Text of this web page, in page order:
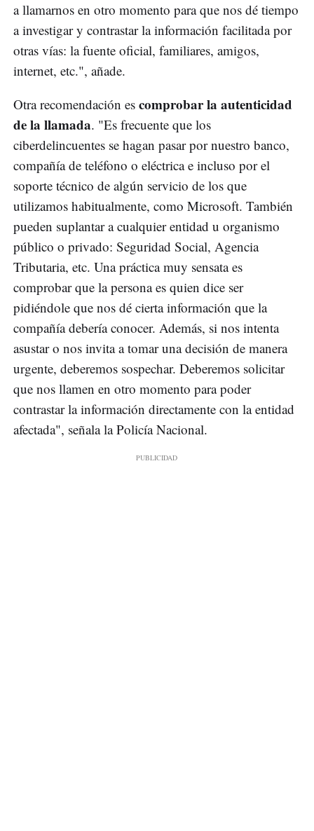
a llamarnos en otro momento para que nos dé tiempo
a investigar y contrastar la información facilitada por
otras vías: la fuente oficial, familiares, amigos,
internet, etc.", añade.
Otra recomendación es comprobar la autenticidad
de la llamada. "Es frecuente que los
ciberdelincuentes se hagan pasar por nuestro banco,
compañía de teléfono o eléctrica e incluso por el
soporte técnico de algún servicio de los que
utilizamos habitualmente, como Microsoft. También
pueden suplantar a cualquier entidad u organismo
público o privado: Seguridad Social, Agencia
Tributaria, etc. Una práctica muy sensata es
comprobar que la persona es quien dice ser
pidiéndole que nos dé cierta información que la
compañía debería conocer. Además, si nos intenta
asustar o nos invita a tomar una decisión de manera
urgente, deberemos sospechar. Deberemos solicitar
que nos llamen en otro momento para poder
contrastar la información directamente con la entidad
afectada", señala la Policía Nacional.